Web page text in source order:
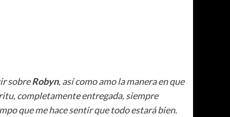
sobreRobyn, así como amo la manera en que
completamente entregada, siempre
que me hace sentir que todo estará bien.